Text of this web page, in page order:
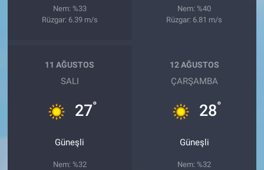
Nem: %33
Rüzgar: 6.39 m/s
Nem: %40
Rüzgar: 6.81 m/s
11 AĞUSTOS
SALI
27°
Güneşli
Nem: %32
12 AĞUSTOS
ÇARŞAMBA
28°
Güneşli
Nem: %32